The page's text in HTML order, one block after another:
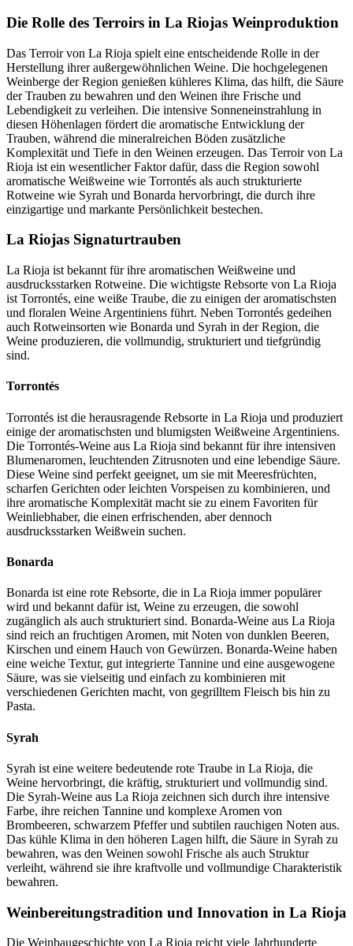
Die Rolle des Terroirs in La Riojas Weinproduktion
Das Terroir von La Rioja spielt eine entscheidende Rolle in der
Herstellung ihrer außergewöhnlichen Weine. Die hochgelegenen
Weinberge der Region genießen kühleres Klima, das hilft, die Säure
der Trauben zu bewahren und den Weinen ihre Frische und
Lebendigkeit zu verleihen. Die intensive Sonneneinstrahlung in
diesen Höhenlagen fördert die aromatische Entwicklung der
Trauben, während die mineralreichen Böden zusätzliche
Komplexität und Tiefe in den Weinen erzeugen. Das Terroir von La
Rioja ist ein wesentlicher Faktor dafür, dass die Region sowohl
aromatische Weißweine wie Torrontés als auch strukturierte
Rotweine wie Syrah und Bonarda hervorbringt, die durch ihre
einzigartige und markante Persönlichkeit bestechen.
La Riojas Signaturtrauben
La Rioja ist bekannt für ihre aromatischen Weißweine und
ausdrucksstarken Rotweine. Die wichtigste Rebsorte von La Rioja
ist Torrontés, eine weiße Traube, die zu einigen der aromatischsten
und floralen Weine Argentiniens führt. Neben Torrontés gedeihen
auch Rotweinsorten wie Bonarda und Syrah in der Region, die
Weine produzieren, die vollmundig, strukturiert und tiefgründig
sind.
Torrontés
Torrontés ist die herausragende Rebsorte in La Rioja und produziert
einige der aromatischsten und blumigsten Weißweine Argentiniens.
Die Torrontés-Weine aus La Rioja sind bekannt für ihre intensiven
Blumenaromen, leuchtenden Zitrusnoten und eine lebendige Säure.
Diese Weine sind perfekt geeignet, um sie mit Meeresfrüchten,
scharfen Gerichten oder leichten Vorspeisen zu kombinieren, und
ihre aromatische Komplexität macht sie zu einem Favoriten für
Weinliebhaber, die einen erfrischenden, aber dennoch
ausdrucksstarken Weißwein suchen.
Bonarda
Bonarda ist eine rote Rebsorte, die in La Rioja immer populärer
wird und bekannt dafür ist, Weine zu erzeugen, die sowohl
zugänglich als auch strukturiert sind. Bonarda-Weine aus La Rioja
sind reich an fruchtigen Aromen, mit Noten von dunklen Beeren,
Kirschen und einem Hauch von Gewürzen. Bonarda-Weine haben
eine weiche Textur, gut integrierte Tannine und eine ausgewogene
Säure, was sie vielseitig und einfach zu kombinieren mit
verschiedenen Gerichten macht, von gegrilltem Fleisch bis hin zu
Pasta.
Syrah
Syrah ist eine weitere bedeutende rote Traube in La Rioja, die
Weine hervorbringt, die kräftig, strukturiert und vollmundig sind.
Die Syrah-Weine aus La Rioja zeichnen sich durch ihre intensive
Farbe, ihre reichen Tannine und komplexe Aromen von
Brombeeren, schwarzem Pfeffer und subtilen rauchigen Noten aus.
Das kühle Klima in den höheren Lagen hilft, die Säure in Syrah zu
bewahren, was den Weinen sowohl Frische als auch Struktur
verleiht, während sie ihre kraftvolle und vollmundige Charakteristik
bewahren.
Weinbereitungstradition und Innovation in La Rioja
Die Weinbaugeschichte von La Rioja reicht viele Jahrhunderte